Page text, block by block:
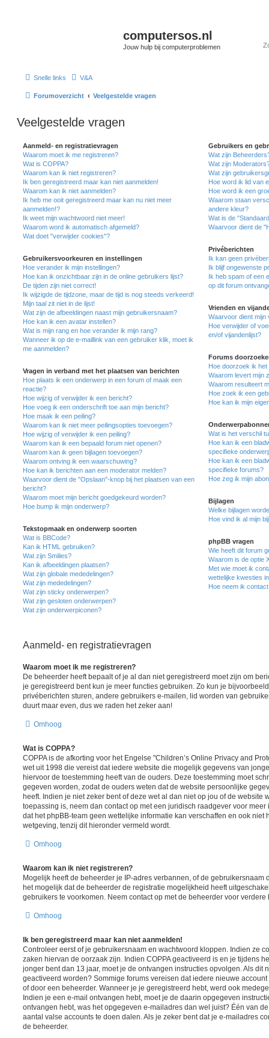
computersos.nl
Jouw hulp bij computerproblemen
Snelle links V&A
Forumoverzicht Veelgestelde vragen
Veelgestelde vragen
Aanmeld- en registratievragen
Waarom moet ik me registreren?
Wat is COPPA?
Waarom kan ik niet registreren?
Ik ben geregistreerd maar kan niet aanmelden!
Waarom kan ik niet aanmelden?
Ik heb me ooit geregistreerd maar kan nu niet meer
aanmelden!?
Ik weet mijn wachtwoord niet meer!
Waarom word ik automatisch afgemeld?
Wat doet "verwijder cookies"?
Gebruikersvoorkeuren en instellingen
Hoe verander ik mijn instellingen?
Hoe kan ik onzichtbaar zijn in de online gebruikers lijst?
De tijden zijn niet correct!
Ik wijzigde de tijdzone, maar de tijd is nog steeds verkeerd!
Mijn taal zit niet in de lijst!
Wat zijn de afbeeldingen naast mijn gebruikersnaam?
Hoe kan ik een avatar instellen?
Wat is mijn rang en hoe verander ik mijn rang?
Wanneer ik op de e-maillink van een gebruiker klik, moet ik
me aanmelden?
Vragen in verband met het plaatsen van berichten
Hoe plaats ik een onderwerp in een forum of maak een
reactie?
Hoe wijzig of verwijder ik een bericht?
Hoe voeg ik een onderschrift toe aan mijn bericht?
Hoe maak ik een peiling?
Waarom kan ik niet meer peilingsopties toevoegen?
Hoe wijzig of verwijder ik een peiling?
Waarom kan ik een bepaald forum niet openen?
Waarom kan ik geen bijlagen toevoegen?
Waarom ontving ik een waarschuwing?
Hoe kan ik berichten aan een moderator melden?
Waarvoor dient de "Opslaan"-knop bij het plaatsen van een
bericht?
Waarom moet mijn bericht goedgekeurd worden?
Hoe bump ik mijn onderwerp?
Tekstopmaak en onderwerp soorten
Wat is BBCode?
Kan ik HTML gebruiken?
Wat zijn Smilies?
Kan ik afbeeldingen plaatsen?
Wat zijn globale mededelingen?
Wat zijn mededelingen?
Wat zijn sticky onderwerpen?
Wat zijn gesloten onderwerpen?
Wat zijn onderwerpiconen?
Gebruikers en
Wat zijn
Wat zijn
Wat zijn
Hoe word ik lid van
Hoe word ik een
Waarom staan
andere kleur?
Wat is de
Waarvoor dient de
Privéberichten
Ik kan geen
Ik blijf ongewenste
Ik heb spam of een
op dit forum
Vrienden en
Waarvoor dient mijn
Hoe verwijder of
en/of vijandenlijst?
Forums
Hoe doorzoek ik het
Waarom levert mijn
Waarom resulteert
Hoe zoek ik een
Hoe kan ik mijn
Wat is het verschil
Hoe kan ik een
specifieke
Hoe kan ik een
specifieke forums?
Hoe zeg ik mijn
Bijlagen
Welke bijlagen
Hoe vind ik al mijn
phpBB vragen
Wie heeft dit forum
Waarom is de optie
Met wie moet ik
wettelijke kwesties
Hoe neem ik
Aanmeld- en registratievragen
Waarom moet ik me registreren?
De beheerder heeft bepaalt of je al dan niet geregistreerd moet zijn om
je geregistreerd bent kun je meer functies gebruiken. Zo kun je
privéberichten sturen, andere gebruikers e-mailen, lid worden van
duurt maar even, dus we raden het zeker aan!
Omhoog
Wat is COPPA?
COPPA is de afkorting voor het Engelse "Children’s Online Privacy and
wet uit 1998 die vereist dat iedere website die mogelijk gegevens van
hiervoor de toestemming heeft van de ouders. Deze toestemming moet
gegeven worden, zodat de ouders weten dat de website persoonlijke
heeft. Indien je niet zeker bent of deze wet al dan niet op jou of de website
toepassing is, neem dan contact op met een juridisch raadgever voor
dat het phpBB-team geen wettelijke informatie kan verschaffen en ook niet
wetgeving, tenzij dit hieronder vermeld wordt.
Omhoog
Waarom kan ik niet registreren?
Mogelijk heeft de beheerder je IP-adres verbannen, of de gebruikersnaam
het mogelijk dat de beheerder de registratie mogelijkheid heeft
gebruikers te voorkomen. Neem contact op met de beheerder voor verdere
Omhoog
Ik ben geregistreerd maar kan niet aanmelden!
Controleer eerst of je gebruikersnaam en wachtwoord kloppen. Indien ze
zaken hiervan de oorzaak zijn. Indien COPPA geactiveerd is en je tijdens
jonger bent dan 13 jaar, moet je de ontvangen instructies opvolgen. Als dit
geactiveerd worden? Sommige forums vereisen dat iedere nieuwe
of door een beheerder. Wanneer je je geregistreerd hebt, werd ook
Indien je een e-mail ontvangen hebt, moet je de daarin opgegeven
ontvangen hebt, was het opgegeven e-mailadres dan wel juist? Één van
aantal valse accounts te doen dalen. Als je zeker bent dat je e-mailadres
de beheerder.